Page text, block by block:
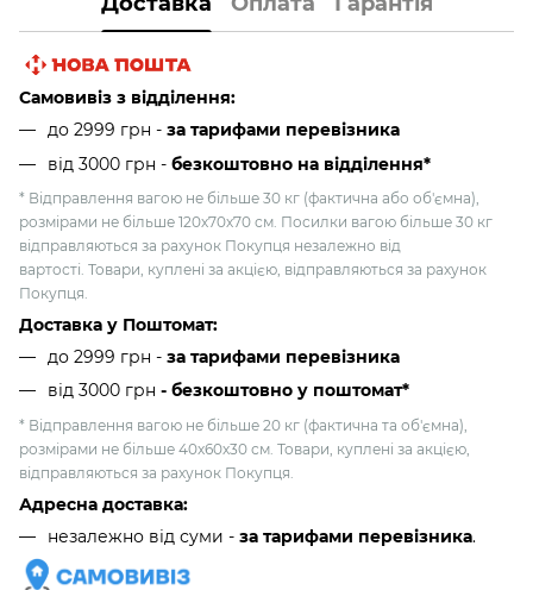
Самовивіз з відділення:
до 2999 грн - за тарифами перевізника
від 3000 грн - безкоштовно на відділення*
* Відправлення вагою не більше 30 кг (фактична або об'ємна),
розмірами не більше 120х70х70 см. Посилки вагою більше 30 кг
відправляються за рахунок Покупця незалежно від
вартості. Товари, куплені за акцією, відправляються за рахунок
Покупця.
Доставка у Поштомат:
до 2999 грн - за тарифами перевізника
від 3000 грн - безкоштовно у поштомат*
* Відправлення вагою не більше 20 кг (фактична та об'ємна),
розмірами не більше 40х60х30 см. Товари, куплені за акцією,
відправляються за рахунок Покупця.
Адресна доставка:
незалежно від суми - за тарифами перевізника.